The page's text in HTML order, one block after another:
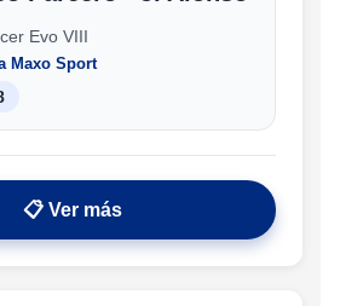
Evo VIII
Maxo Sport
📋 Ver más